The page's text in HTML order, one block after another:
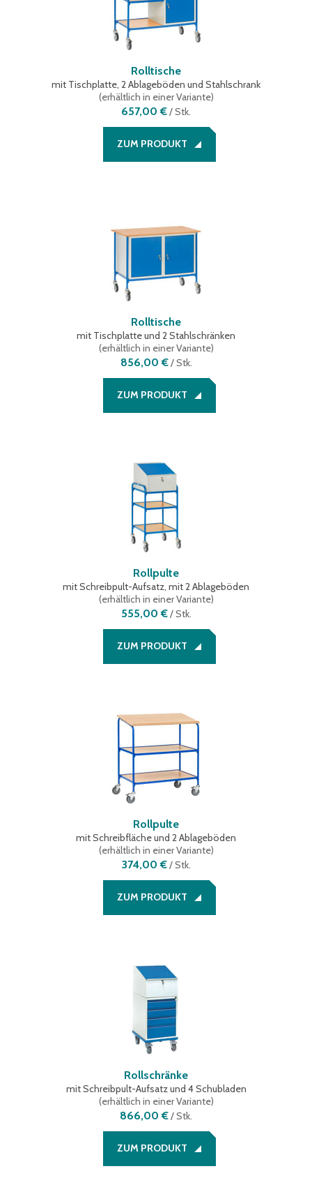
Rolltische
mit Tischplatte, 2 Ablageböden und Stahlschrank
(erhältlich in einer Variante)
657,00 €/Stk.
ZUM PRODUKT
Rolltische
mit Tischplatte und 2 Stahlschränken
(erhältlich in einer Variante)
856,00 €/Stk.
ZUM PRODUKT
Rollpulte
mit Schreibpult-Aufsatz, mit 2 Ablageböden
(erhältlich in einer Variante)
555,00 €/Stk.
ZUM PRODUKT
Rollpulte
mit Schreibfläche und 2 Ablageböden
(erhältlich in einer Variante)
374,00 €/Stk.
ZUM PRODUKT
Rollschränke
mit Schreibpult-Aufsatz und 4 Schubladen
(erhältlich in einer Variante)
866,00 €/Stk.
ZUM PRODUKT